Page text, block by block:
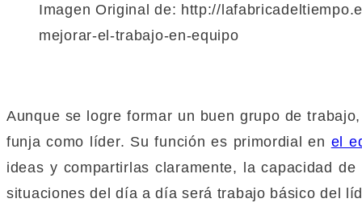
Imagen Original de: http://
mejorar-el-trabajo-en-equipo
Aunque se logre formar un buen grupo de
funja como líder. Su función es primordial en el
ideas y compartirlas claramente, la capacidad
situaciones del día a día será trabajo básico del